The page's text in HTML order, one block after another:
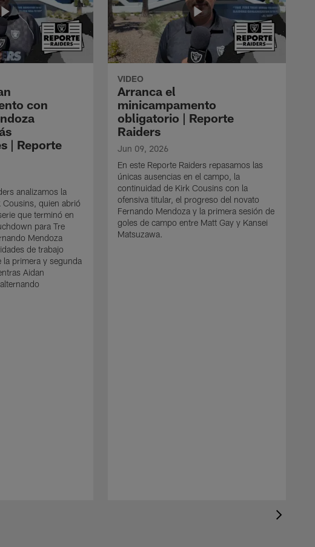
con
| Reporte
analizamos la
Cousins, quien abrió
que terminó en
para Tre
Mendoza
de trabajo
la primera y segunda
Aidan
VIDEO
Arranca el
minicampamento
obligatorio | Reporte
Raiders
Jun 09, 2026
En este Reporte Raiders repasamos las
únicas ausencias en el campo, la
continuidad de Kirk Cousins con la
ofensiva titular, el progreso del novato
Fernando Mendoza y la primera sesión de
goles de campo entre Matt Gay y Kansei
Matsuzawa.